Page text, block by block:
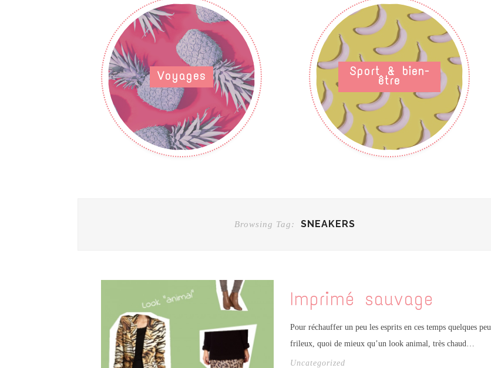
Voyages Sport & bien-
être
Browsing Tag: SNEAKERS
Imprimé sauvage
Pour réchauffer un peu les esprits en ces temps quelques peu
frileux, quoi de mieux qu’un look animal, très chaud…
Uncategorized